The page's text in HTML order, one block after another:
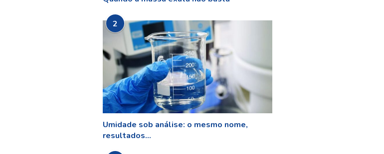
2
Umidade sob análise: o mesmo nome,
resultados...